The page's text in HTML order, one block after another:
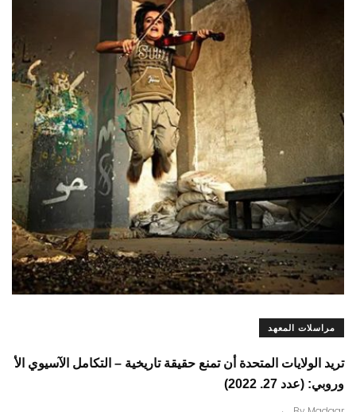
مراسلات المعهد
تريد الولايات المتحدة أن تمنع حقيقة تاريخية – التكامل الآسيوي الأ
وروبي: (عدد 27. 2022)
.